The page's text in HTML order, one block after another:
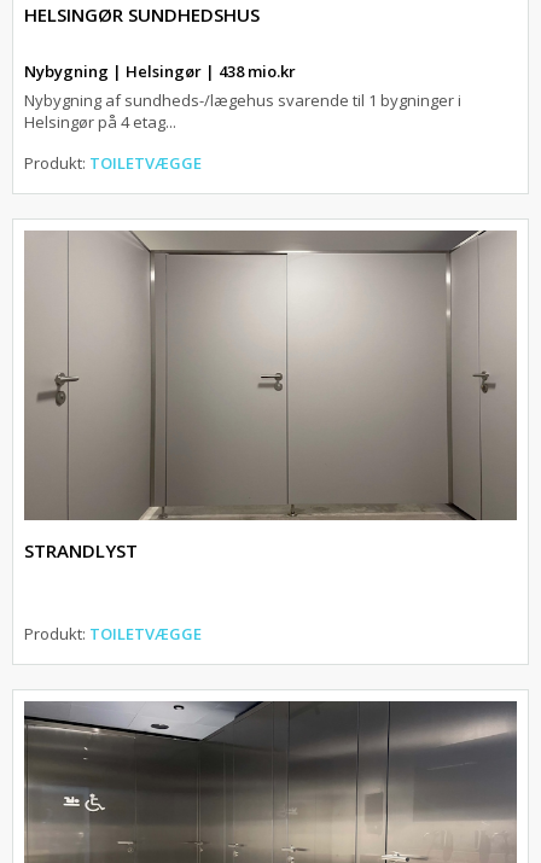
HELSINGØR SUNDHEDSHUS
Nybygning | Helsingør | 438 mio.kr
Nybygning af sundheds-/lægehus svarende til 1 bygninger i
Helsingør på 4 etag...
Produkt: TOILETVÆGGE
STRANDLYST
Produkt: TOILETVÆGGE